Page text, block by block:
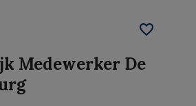
Medewerker De